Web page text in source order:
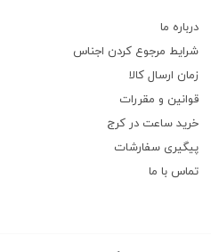
درباره ما
شرایط مرجوع کردن اجناس
زمان ارسال کالا
قوانین و مقررات
خرید ساعت در کرج
پیگیری سفارشات
تماس با ما